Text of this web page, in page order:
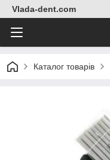
Vlada-dent.com
Каталог товарів